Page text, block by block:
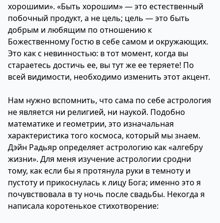
хорошими». «Быть хорошим» — это естественный
побочный продукт, а не цель; цель — это быть
добрым и любящим по отношению к
Божественному Гостю в себе самом и окружающих.
Это как с невинностью: в тот момент, когда вы
стараетесь достичь ее, вы тут же ее теряете! По
всей видимости, необходимо изменить этот акцент.
Нам нужно вспомнить, что сама по себе астрология
не является ни религией, ни наукой. Подобно
математике и геометрии, это изначальная
характеристика того космоса, который мы знаем.
Дэйн Радьяр определяет астрологию как «алгебру
жизни». Для меня изучение астрологии сродни
тому, как если бы я протянула руки в темноту и
пустоту и прикоснулась к лицу Бога; именно это я
почувствовала в ту ночь после свадьбы. Некогда я
написала коротенькое стихотворение: